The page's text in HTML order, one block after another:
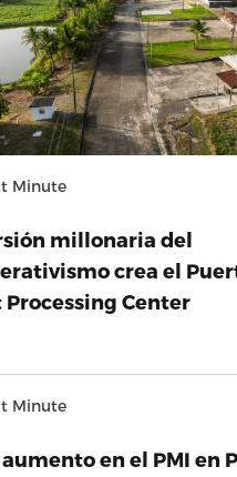
Minute
millonaria del
crea el
Processing Center
Minute
aumento en el PMI en